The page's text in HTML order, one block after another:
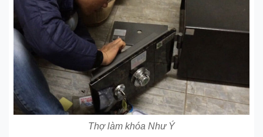
Thợ làm khóa Như Ý